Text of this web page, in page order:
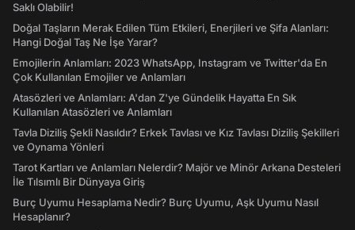
Saklı Olabilir!
Doğal Taşların Merak Edilen Tüm Etkileri, Enerjileri ve Şifa Alanları:
Hangi Doğal Taş Ne İşe Yarar?
Emojilerin Anlamları: 2023 WhatsApp, Instagram ve Twitter'da En
Çok Kullanılan Emojiler ve Anlamları
Atasözleri ve Anlamları: A'dan Z'ye Gündelik Hayatta En Sık
Kullanılan Atasözleri ve Anlamları
Tavla Diziliş Şekli Nasıldır? Erkek Tavlası ve Kız Tavlası Diziliş Şekilleri
ve Oynama Yönleri
Tarot Kartları ve Anlamları Nelerdir? Majör ve Minör Arkana Desteleri
İle Tılsımlı Bir Dünyaya Giriş
Burç Uyumu Hesaplama Nedir? Burç Uyumu, Aşk Uyumu Nasıl
Hesaplanır?